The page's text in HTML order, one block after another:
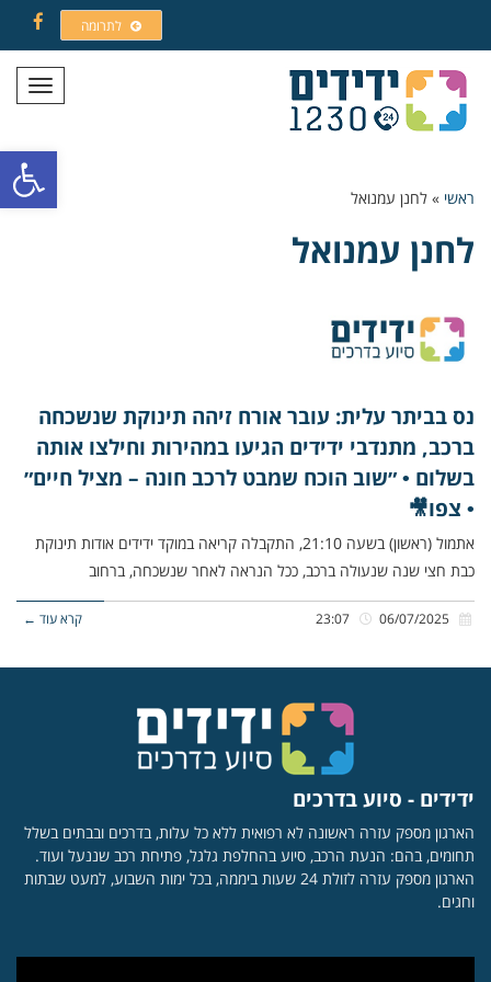
פתח
לתרומה
תפריט
ראשי » לחנן עמנואל
לחנן עמנואל
נס בביתר עלית: עובר אורח זיהה תינוקת שנשכחה
ברכב, מתנדבי ידידים הגיעו במהירות וחילצו אותה
בשלום • ״שוב הוכח שמבט לרכב חונה – מציל חיים״
• צפו🎥
אתמול (ראשון) בשעה 21:10, התקבלה קריאה במוקד ידידים אודות תינוקת
כבת חצי שנה שנעולה ברכב, ככל הנראה לאחר שנשכחה, ברחוב
קרא עוד ←
ידידים - סיוע בדרכים
הארגון מספק עזרה ראשונה לא רפואית ללא כל עלות, בדרכים ובבתים בשלל
תחומים, בהם: הנעת הרכב, סיוע בהחלפת גלגל, פתיחת רכב שננעל ועוד.
הארגון מספק עזרה לזולת 24 שעות ביממה, בכל ימות השבוע, למעט שבתות
וחגים.